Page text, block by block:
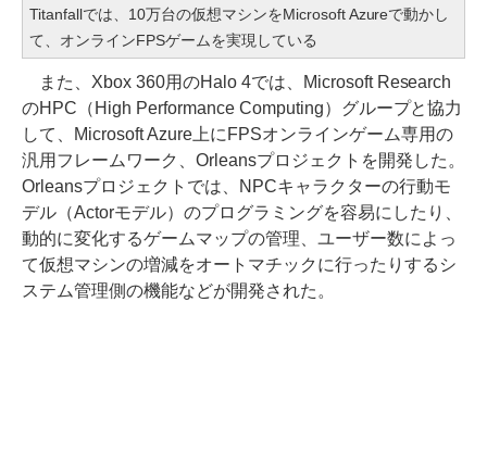
Titanfallでは、10万台の仮想マシンをMicrosoft Azureで動かし
て、オンラインFPSゲームを実現している
また、Xbox 360用のHalo 4では、Microsoft Research
のHPC（High Performance Computing）グループと協力
して、Microsoft Azure上にFPSオンラインゲーム専用の
汎用フレームワーク、Orleansプロジェクトを開発した。
Orleansプロジェクトでは、NPCキャラクターの行動モ
デル（Actorモデル）のプログラミングを容易にしたり、
動的に変化するゲームマップの管理、ユーザー数によっ
て仮想マシンの増減をオートマチックに行ったりするシ
ステム管理側の機能などが開発された。